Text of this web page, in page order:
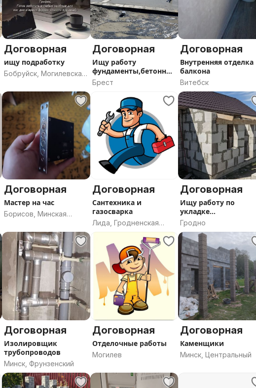
Договорная
ищу подработку
Бобруйск, Могилевская
Договорная
Ищу работу
фундаменты,бетонные
конструкции,стяжки
Брест
Договорная
Внутренняя отделка
балкона
Витебск
Договорная
Мастер на час
Борисов, Минская
Договорная
Сантехника и
газосварка
Лида, Гродненская
область
Договорная
Ищу работу по
укладке
ки.
Гродно
Договорная
Изолировщик
трубопроводов
Минск, Фрунзенский
Договорная
Отделочные работы
Могилев
Договорная
Каменщики
Минск, Центральный